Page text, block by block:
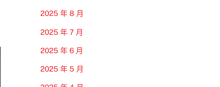
2025 年 8 月
2025 年 7 月
2025 年 6 月
2025 年 5 月